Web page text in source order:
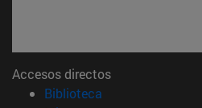
Accesos directos
Biblioteca